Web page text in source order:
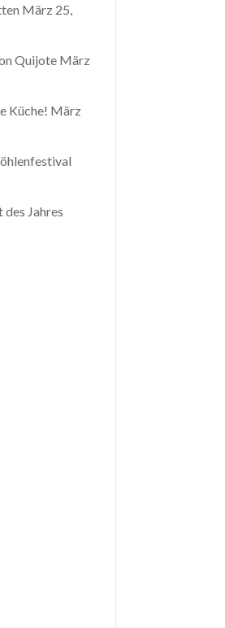
März 25,
Quijote März
Küche! März
des Jahres